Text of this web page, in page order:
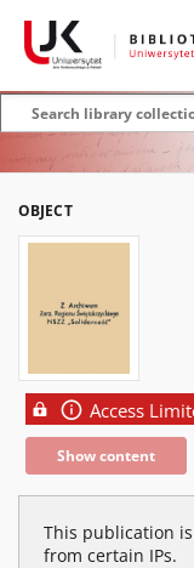
OBJECT
Access
Show content
This publication
from certain IPs.